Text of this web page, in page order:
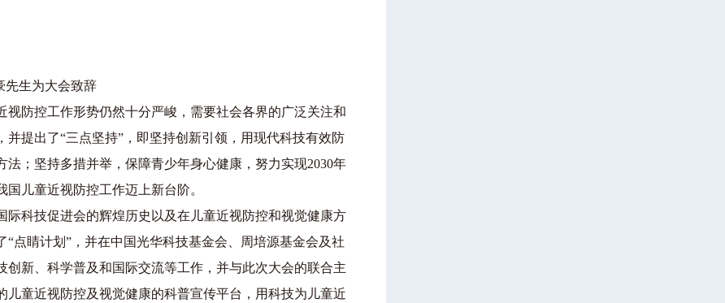
先生为大会致辞
防控工作形势仍然十分严峻，需要社会各界的广泛关注和
提出了“三点坚持”，即坚持创新引领，用现代科技有效防
；坚持多措并举，保障青少年身心健康，努力实现2030年
儿童近视防控工作迈上新台阶。
科技促进会的辉煌历史以及在儿童近视防控和视觉健康方
点睛计划”，并在中国光华科技基金会、周培源基金会及社
新、科学普及和国际交流等工作，并与此次大会的联合主
童近视防控及视觉健康的科普宣传平台，用科技为儿童近